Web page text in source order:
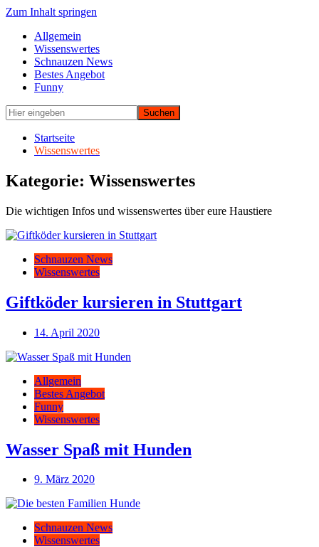
Zum Inhalt springen
Allgemein
Wissenswertes
Schnauzen News
Bestes Angebot
Funny
Startseite
Wissenswertes
Kategorie: Wissenswertes
Die wichtigen Infos und wissenswertes über eure Haustiere
Schnauzen News
Wissenswertes
Giftköder kursieren in Stuttgart
14. April 2020
Allgemein
Bestes Angebot
Funny
Wissenswertes
Wasser Spaß mit Hunden
9. März 2020
Schnauzen News
Wissenswertes